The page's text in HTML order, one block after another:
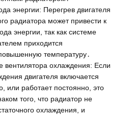
энергии: Перегрев двигателя
радиатора может привести к
энергии, так как системе
приходится
температуру․
вентилятора охлаждения: Если
двигателя включается
или работает постоянно, это
того, что радиатор не
охлаждения, и